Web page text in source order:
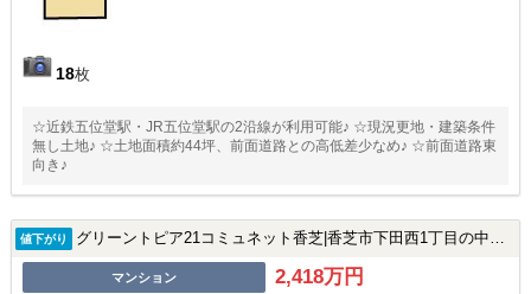
18枚
☆近鉄五位堂駅・JR五位堂駅の2沿線が利用可能♪ ☆現況更地・建築条件
無し土地♪ ☆土地面積約44坪、前面道路との高低差少なめ♪ ☆前面道路東
向き♪
値下がり グリーントピア21コミュネット香芝|香芝市下田西1丁目の中古マンション
マンション 2,418万円